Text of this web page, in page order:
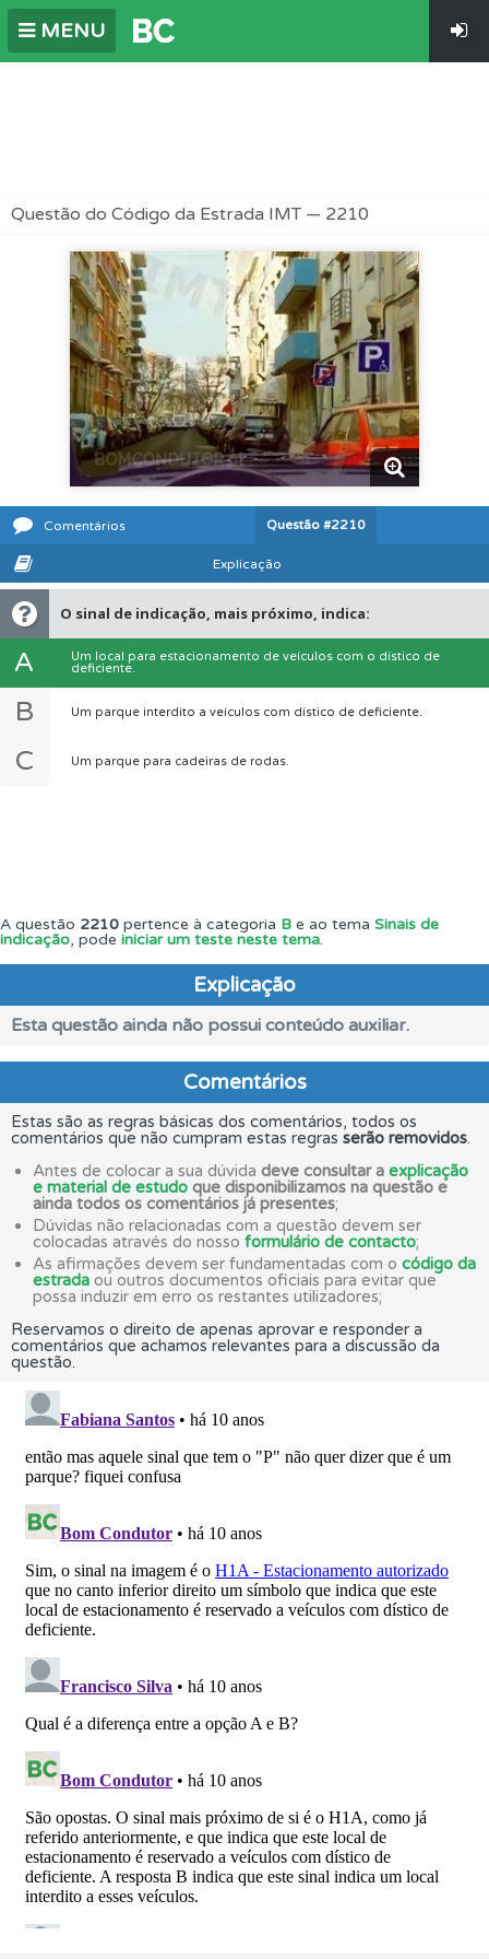
MENU
Questão do Código da Estrada IMT — 2210
Comentários Questão #2210
Explicação
O sinal de indicação, mais próximo, indica:
A
Um local para estacionamento de veículos com o dístico de
deficiente.
B Um parque interdito a veículos com dístico de deficiente.
C Um parque para cadeiras de rodas.
A questão 2210 pertence à categoria B e ao tema Sinais de
indicação, pode iniciar um teste neste tema.
Explicação
Esta questão ainda não possui conteúdo auxiliar.
Comentários
Estas são as regras básicas dos comentários, todos os
comentários que não cumpram estas regras serão removidos.
Antes de colocar a sua dúvida deve consultar a explicação
e material de estudo que disponibilizamos na questão e
ainda todos os comentários já presentes;
Dúvidas não relacionadas com a questão devem ser
colocadas através do nosso formulário de contacto;
As afirmações devem ser fundamentadas com o código da
estrada ou outros documentos oficiais para evitar que
possa induzir em erro os restantes utilizadores;
Reservamos o direito de apenas aprovar e responder a
comentários que achamos relevantes para a discussão da
questão.